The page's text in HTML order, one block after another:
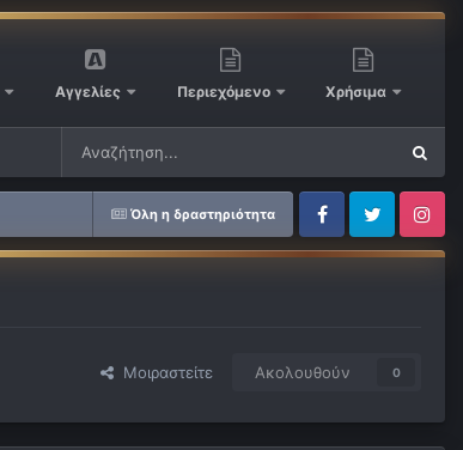
Αγγελίες Περιεχόμενο Χρήσιμα
Όλη η δραστηριότητα
FacebookTwitter Instagram
Μοιραστείτε Ακολουθούν 0